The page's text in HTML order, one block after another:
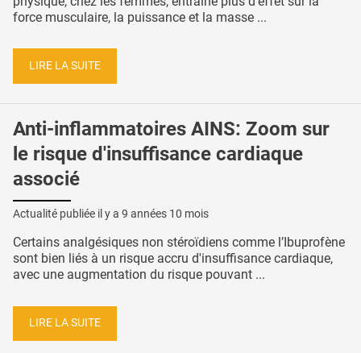
force musculaire, la puissance et la masse ...
LIRE LA SUITE
Anti-inflammatoires AINS: Zoom sur
le risque d'insuffisance cardiaque
associé
Actualité publiée il y a 9 années 10 mois
Certains analgésiques non stéroïdiens comme l’Ibuprofène
sont bien liés à un risque accru d'insuffisance cardiaque,
avec une augmentation du risque pouvant ...
LIRE LA SUITE